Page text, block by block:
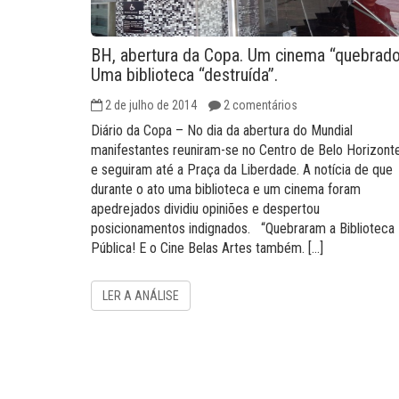
BH, abertura da Copa. Um cinema
Uma biblioteca “destruída”.
2 de julho de 2014 2 comentários
Diário da Copa – No dia da abertura do Mundial
manifestantes reuniram-se no Centro de Belo
e seguiram até a Praça da Liberdade. A notícia de que
durante o ato uma biblioteca e um cinema foram
apedrejados dividiu opiniões e despertou
posicionamentos indignados. “Quebraram a Biblioteca
Pública! E o Cine Belas Artes também. […]
LER A ANÁLISE